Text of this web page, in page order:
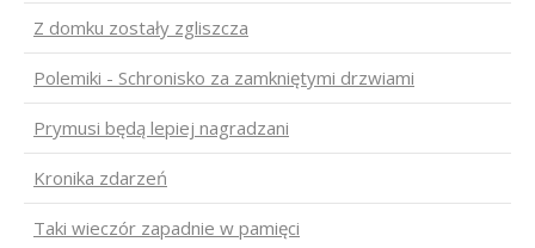
Z domku zostały zgliszcza
Polemiki - Schronisko za zamkniętymi drzwiami
Prymusi będą lepiej nagradzani
Kronika zdarzeń
Taki wieczór zapadnie w pamięci